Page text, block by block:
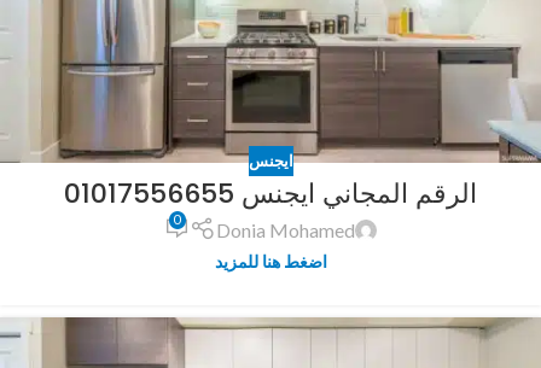
ايجنس
الرقم المجاني ايجنس 01017556655
Donia Mohamed
0
اضغط هنا للمزيد